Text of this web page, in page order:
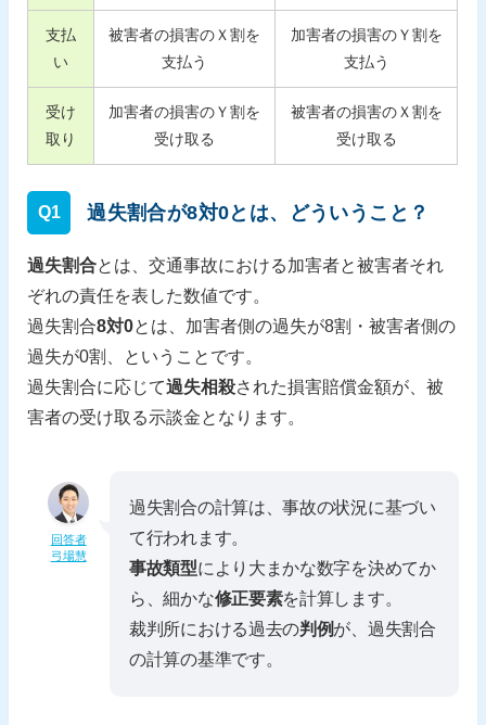
支払
い
被害者の損害のＸ割を
支払う
加害者の損害のＹ割を
支払う
受け
取り
加害者の損害のＹ割を
受け取る
被害者の損害のＸ割を
受け取る
Q1 過失割合が8対0とは、どういうこと？
過失割合とは、交通事故における加害者と被害者それ
ぞれの責任を表した数値です。
過失割合8対0とは、加害者側の過失が8割・被害者側の
過失が0割、ということです。
過失割合に応じて過失相殺された損害賠償金額が、被
害者の受け取る示談金となります。
回答者
弓場慧
過失割合の計算は、事故の状況に基づい
て行われます。
事故類型により大まかな数字を決めてか
ら、細かな修正要素を計算します。
裁判所における過去の判例が、過失割合
の計算の基準です。